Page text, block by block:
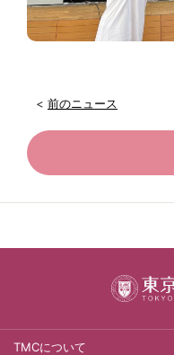
< 前のニュース
TMCについて